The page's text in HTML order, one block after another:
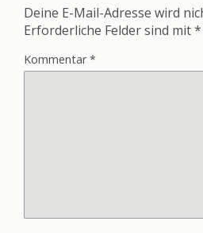
Deine E-Mail-Adresse wird
Erforderliche Felder sind mit*
Kommentar*